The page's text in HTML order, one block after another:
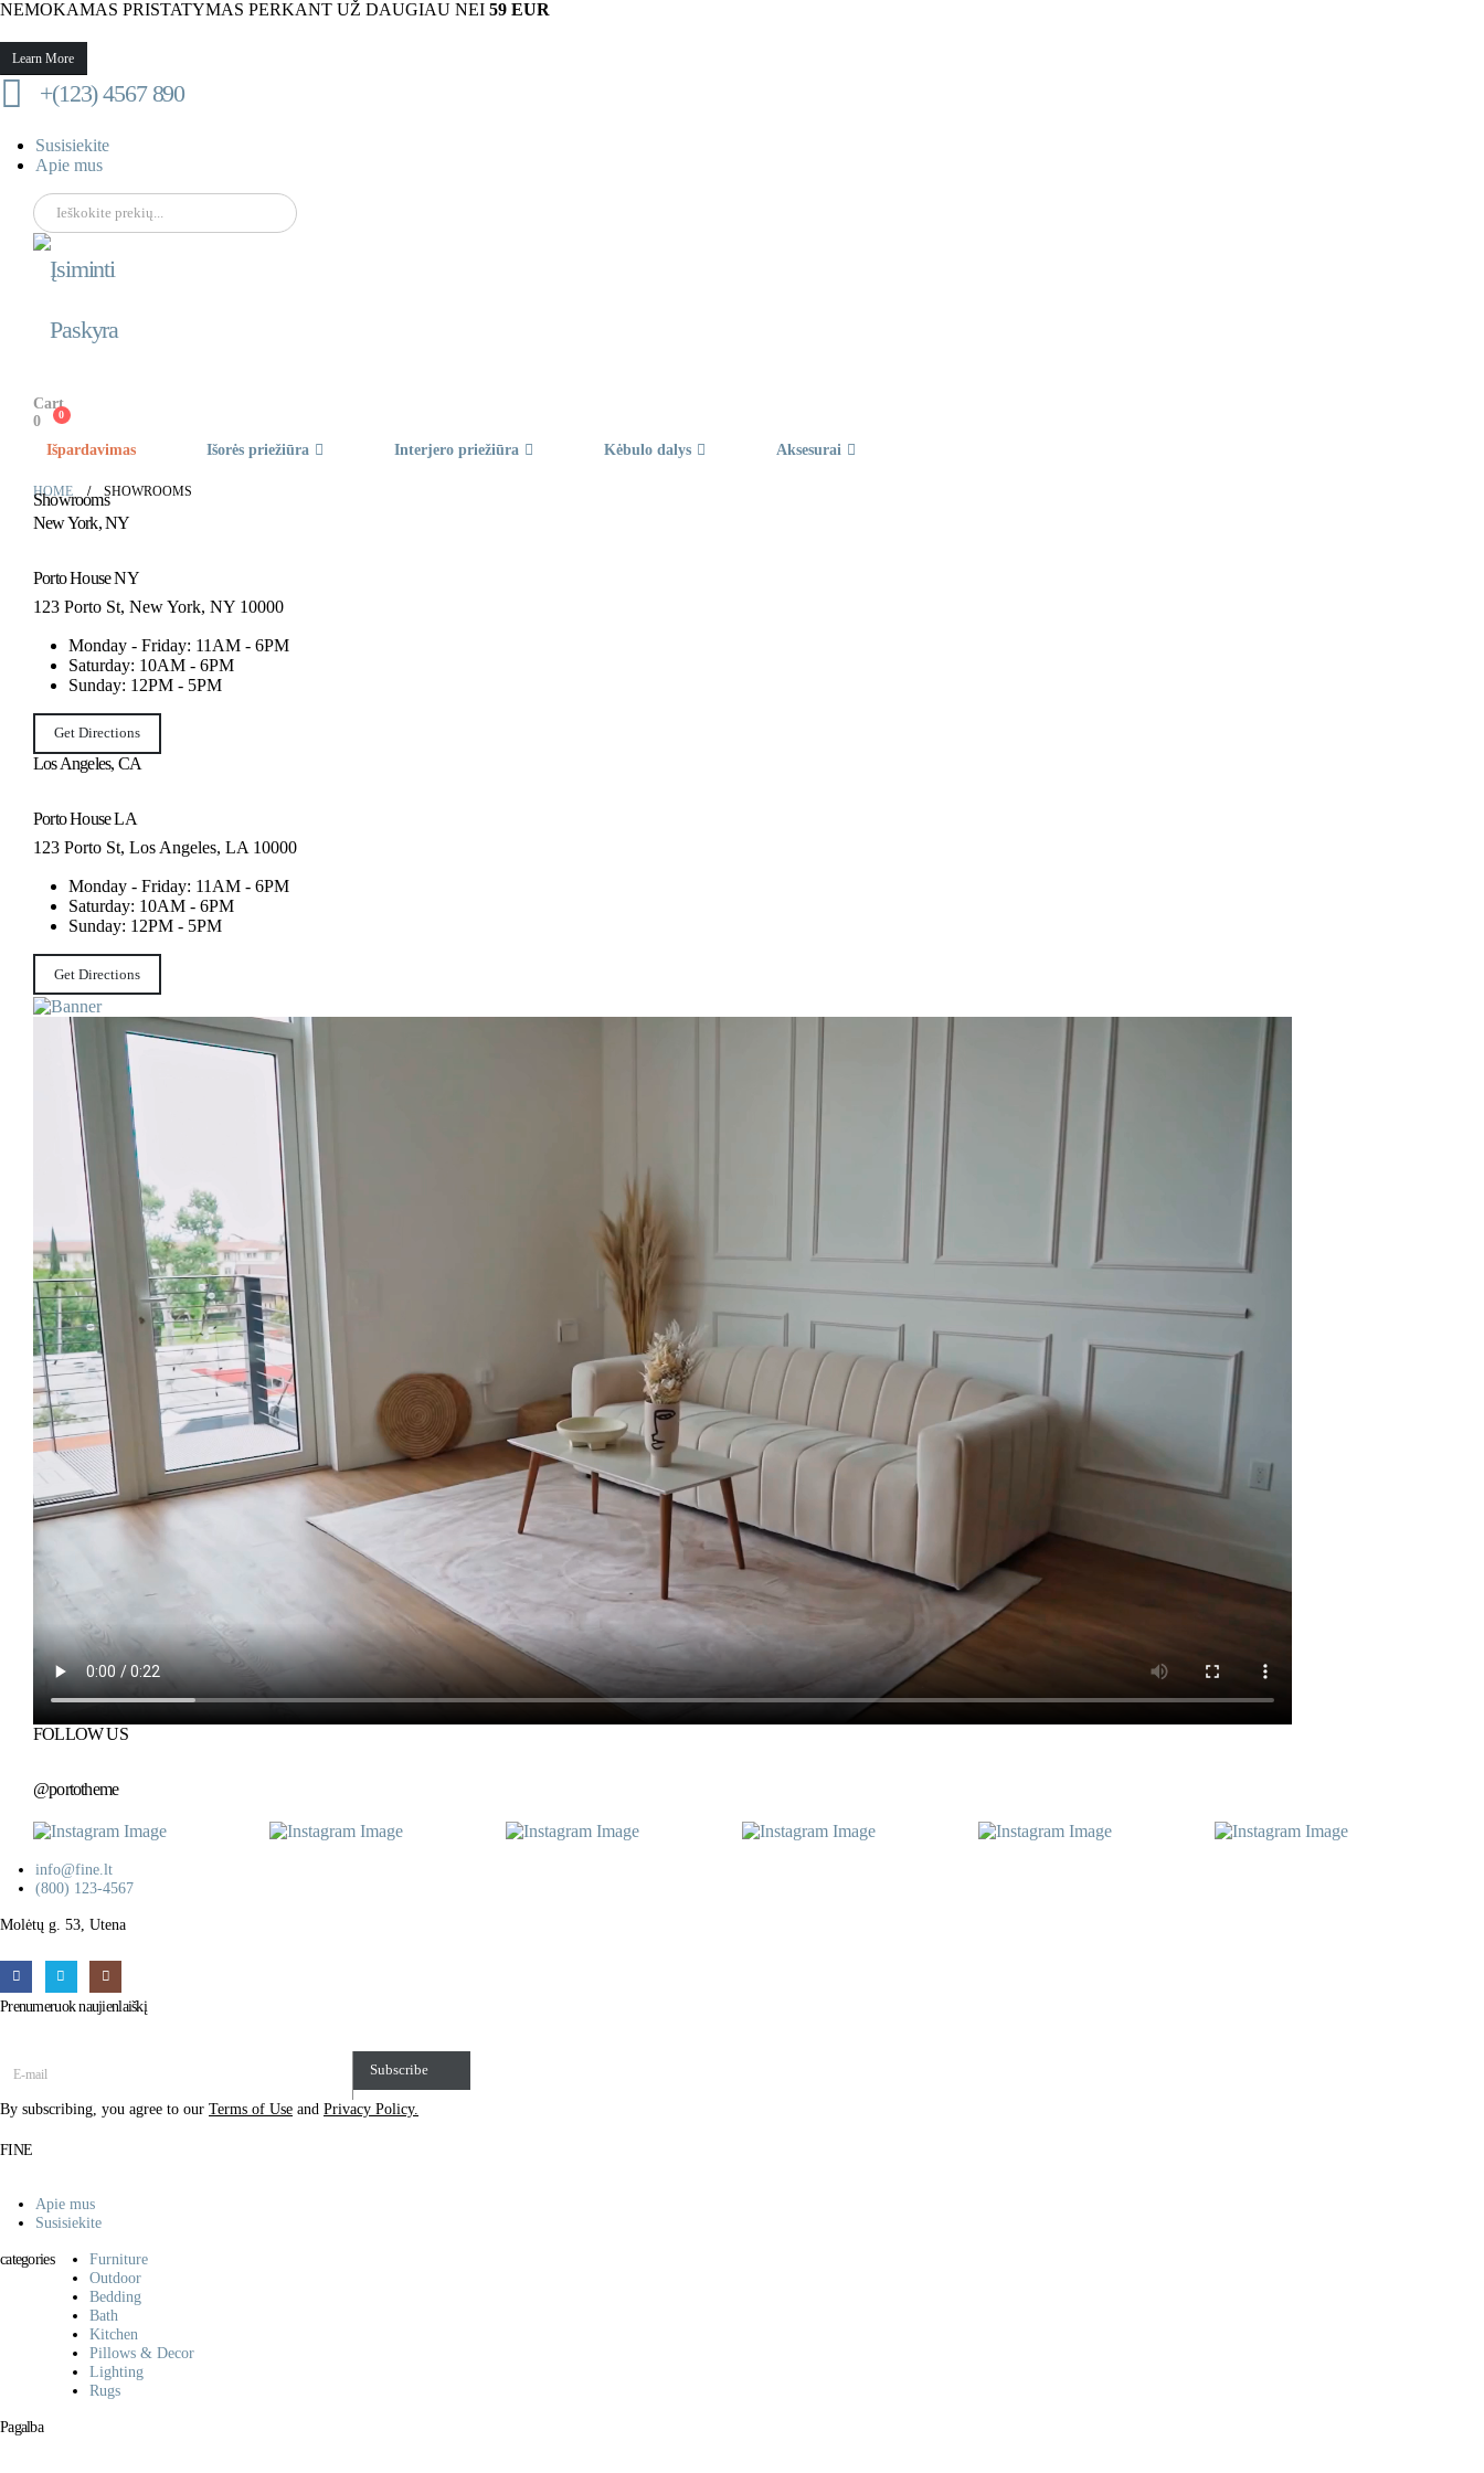
NEMOKAMAS PRISTATYMAS PERKANT UŽ DAUGIAU NEI 59 EUR
Learn More
+(123) 4567 890
Susisiekite
Apie mus
Įsiminti
Paskyra
0
Cart
0
Išpardavimas Išorės priežiūra Interjero priežiūra Kėbulo dalys Aksesurai
HOME SHOWROOMS
Showrooms
New York, NY
Porto House NY
123 Porto St, New York, NY 10000
Monday - Friday: 11AM - 6PM
Saturday: 10AM - 6PM
Sunday: 12PM - 5PM
Get Directions
Los Angeles, CA
Porto House LA
123 Porto St, Los Angeles, LA 10000
Monday - Friday: 11AM - 6PM
Saturday: 10AM - 6PM
Sunday: 12PM - 5PM
Get Directions
FOLLOW US
@portotheme
info@fine.lt
(800) 123-4567
Molėtų g. 53, Utena
Prenumeruok naujienlaiškį
Subscribe
By subscribing, you agree to our Terms of Use and Privacy Policy.
FINE
Apie mus
Susisiekite
categories
Furniture
Outdoor
Bedding
Bath
Kitchen
Pillows & Decor
Lighting
Rugs
Pagalba